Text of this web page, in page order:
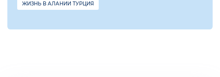
ЖИЗНЬ В АЛАНИИ ТУРЦИЯ